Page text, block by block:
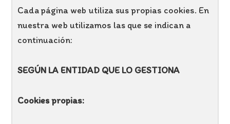
Cada página web utiliza sus propias cookies. En
nuestra web utilizamos las que se indican a
continuación:
SEGÚN LA ENTIDAD QUE LO GESTIONA
Cookies propias: